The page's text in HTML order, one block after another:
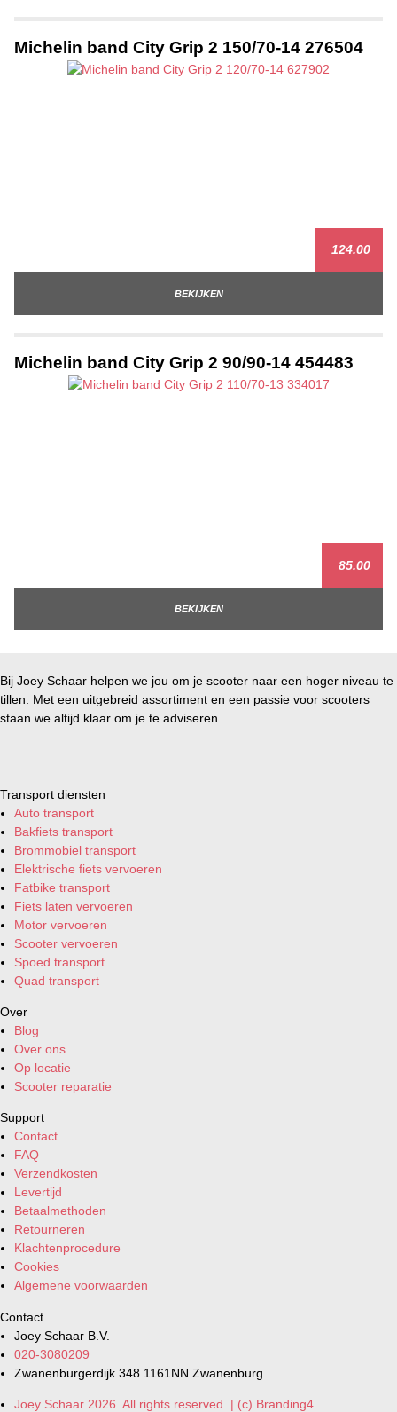
Michelin band City Grip 2 150/70-14 276504
124.00
BEKIJKEN
Michelin band City Grip 2 90/90-14 454483
85.00
BEKIJKEN
Bij Joey Schaar helpen we jou om je scooter naar een hoger niveau te
tillen. Met een uitgebreid assortiment en een passie voor scooters
staan we altijd klaar om je te adviseren.
Transport diensten
Auto transport
Bakfiets transport
Brommobiel transport
Elektrische fiets vervoeren
Fatbike transport
Fiets laten vervoeren
Motor vervoeren
Scooter vervoeren
Spoed transport
Quad transport
Over
Blog
Over ons
Op locatie
Scooter reparatie
Support
Contact
FAQ
Verzendkosten
Levertijd
Betaalmethoden
Retourneren
Klachtenprocedure
Cookies
Algemene voorwaarden
Contact
Joey Schaar B.V.
020-3080209
Zwanenburgerdijk 348 1161NN Zwanenburg
Joey Schaar 2026. All rights reserved. | (c) Branding4